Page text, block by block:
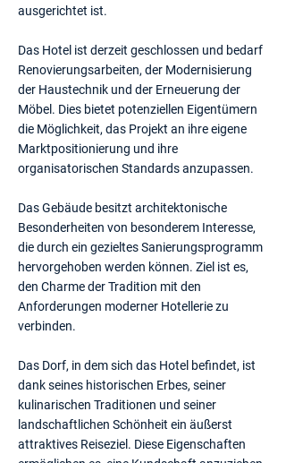
ausgerichtet ist.
Das Hotel ist derzeit geschlossen und bedarf
Renovierungsarbeiten, der Modernisierung
der Haustechnik und der Erneuerung der
Möbel. Dies bietet potenziellen Eigentümern
die Möglichkeit, das Projekt an ihre eigene
Marktpositionierung und ihre
organisatorischen Standards anzupassen.
Das Gebäude besitzt architektonische
Besonderheiten von besonderem Interesse,
die durch ein gezieltes Sanierungsprogramm
hervorgehoben werden können. Ziel ist es,
den Charme der Tradition mit den
Anforderungen moderner Hotellerie zu
verbinden.
Das Dorf, in dem sich das Hotel befindet, ist
dank seines historischen Erbes, seiner
kulinarischen Traditionen und seiner
landschaftlichen Schönheit ein äußerst
attraktives Reiseziel. Diese Eigenschaften